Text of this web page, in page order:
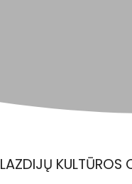
LAZDIJŲ KULTŪROS